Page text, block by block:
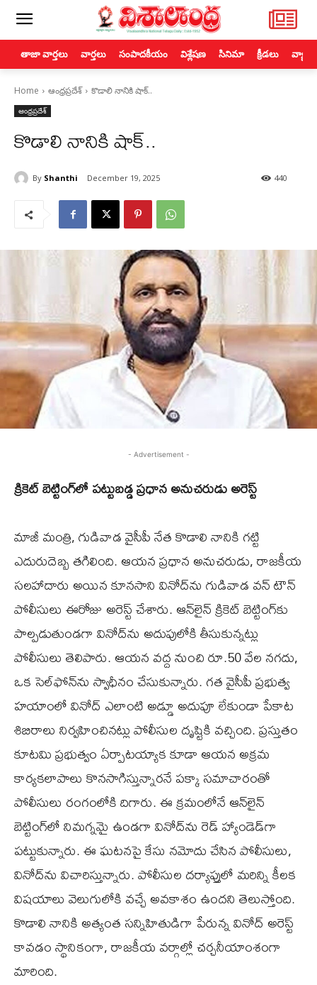
తాజా వార్తలు వార్తలు సంపాదకీయం విశ్లేషణ సినిమా క్రీడలు
Home ఆంధ్రప్రదేశ్ కొడాలి నానికి షాక్..
ఆంధ్రప్రదేశ్
కొడాలి నానికి షాక్..
By Shanthi December 19, 2025 440
- Advertisement -
క్రికెట్ బెట్టింగ్‌లో పట్టుబడ్డ ప్రధాన అనుచరుడు అరెస్ట్
మాజీ మంత్రి, గుడివాడ వైసీపీ నేత కొడాలి నానికి గట్టి
ఎదురుదెబ్బ తగిలింది. ఆయన ప్రధాన అనుచరుడు, రాజకీయ
సలహాదారు అయిన కూనసాని వినోద్‌ను గుడివాడ వన్ టౌన్
పోలీసులు ఈరోజు అరెస్ట్ చేశారు. ఆన్‌లైన్ క్రికెట్ బెట్టింగ్‌కు
పాల్పడుతుండగా వినోద్‌ను అదుపులోకి తీసుకున్నట్లు
పోలీసులు తెలిపారు. ఆయన వద్ద నుంచి రూ.50 వేల నగదు,
ఒక సెల్‌ఫోన్‌ను స్వాధీనం చేసుకున్నారు. గత వైసీపీ ప్రభుత్వ
హయాంలో వినోద్ ఎలాంటి అడ్డూ అదుపూ లేకుండా పేకాట
శిబిరాలు నిర్వహించినట్లు పోలీసుల దృష్టికి వచ్చింది. ప్రస్తుతం
కూటమి ప్రభుత్వం ఏర్పాటయ్యాక కూడా ఆయన అక్రమ
కార్యకలాపాలు కొనసాగిస్తున్నారనే పక్కా సమాచారంతో
పోలీసులు రంగంలోకి దిగారు. ఈ క్రమంలోనే ఆన్‌లైన్
బెట్టింగ్‌లో నిమగ్నమై ఉండగా వినోద్‌ను రెడ్ హ్యాండెడ్‌గా
పట్టుకున్నారు. ఈ ఘటనపై కేసు నమోదు చేసిన పోలీసులు,
వినోద్‌ను విచారిస్తున్నారు. పోలీసుల దర్యాప్తులో మరిన్ని కీలక
విషయాలు వెలుగులోకి వచ్చే అవకాశం ఉందని తెలుస్తోంది.
కొడాలి నానికి అత్యంత సన్నిహితుడిగా పేరున్న వినోద్ అరెస్ట్
కావడం స్థానికంగా, రాజకీయ వర్గాల్లో చర్చనీయాంశంగా
మారింది.